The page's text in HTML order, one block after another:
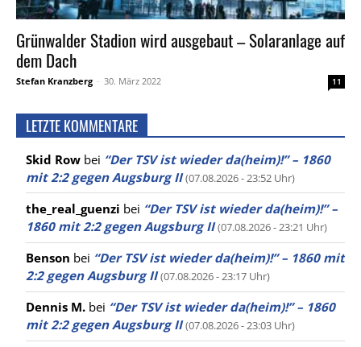
Grünwalder Stadion wird ausgebaut – Solaranlage auf
dem Dach
Stefan Kranzberg - 30. März 2022 11
LETZTE KOMMENTARE
Skid Row bei “Der TSV ist wieder da(heim)!” – 1860
mit 2:2 gegen Augsburg II (07.08.2026 - 23:52 Uhr)
the_real_guenzi bei “Der TSV ist wieder da(heim)!” –
1860 mit 2:2 gegen Augsburg II (07.08.2026 - 23:21 Uhr)
Benson bei “Der TSV ist wieder da(heim)!” – 1860 mit
2:2 gegen Augsburg II (07.08.2026 - 23:17 Uhr)
Dennis M. bei “Der TSV ist wieder da(heim)!” – 1860
mit 2:2 gegen Augsburg II (07.08.2026 - 23:03 Uhr)